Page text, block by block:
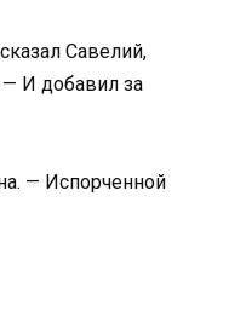
Савелий,
И добавил за
— Испорченной